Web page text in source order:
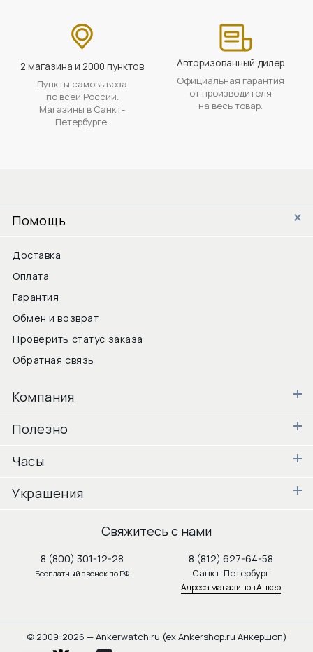
2 магазина и 2000 пунктов
Пункты самовывоза
по всей России.
Магазины в Санкт-
Петербурге.
Авторизованный дилер
Официальная гарантия
от производителя
на весь товар.
Помощь
Доставка
Оплата
Гарантия
Обмен и возврат
Проверить статус заказа
Обратная связь
Компания
Полезно
Часы
Украшения
Свяжитесь с нами
8 (800) 301-12-28
Бесплатный звонок по РФ
8 (812) 627-64-58
Санкт-Петербург
Адреса магазинов Анкер
© 2009-2026 — Ankerwatch.ru (ex Ankershop.ru Анкершоп)